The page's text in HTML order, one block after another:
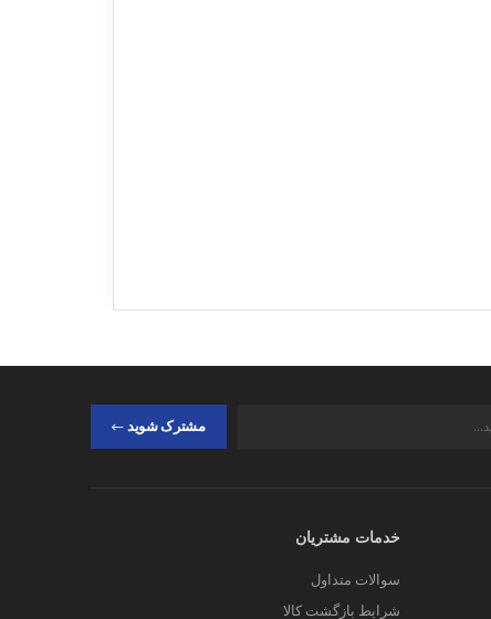
باز نگه دارید.
پول کمتر است.
کوچک که به راحتی حمل می‌شود بسته بندی
مشترک شوید
خدمات مشتریان
سوالات متداول
شرایط بازگشت کالا